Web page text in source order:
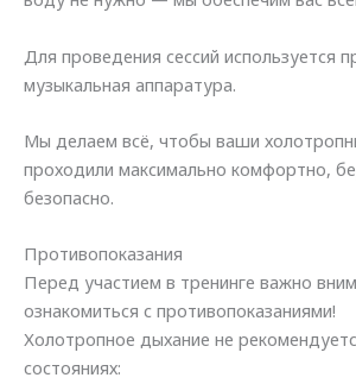
Для проведения сессий используется
музыкальная аппаратура.
Мы делаем всё, чтобы ваши
проходили максимально комфортно,
безопасно.
Противопоказания
Перед участием в тренинге важно
ознакомиться с противопоказаниями!
Холотропное дыхание не
состояниях: